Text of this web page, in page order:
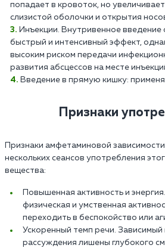
попадает в кровоток, но
слизистой оболочки и открытия
Инъекции. Внутривенное
быстрый и интенсивный эффект,
высоким риском передачи
развития абсцессов на месте
Введение в прямую кишку:
Признаки
Признаки амфетаминовой
нескольких сеансов употребления
вещества:
Повышенная активность и
физическая и умственная
переходить в беспокойство или
Ускоренный темп речи.
рассуждения лишены глубокого